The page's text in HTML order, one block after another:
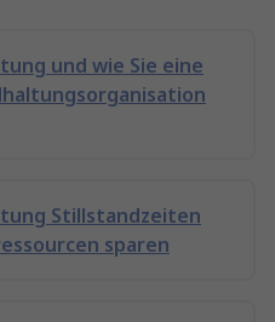
und wie Sie eine
Stillstandzeiten
sparen